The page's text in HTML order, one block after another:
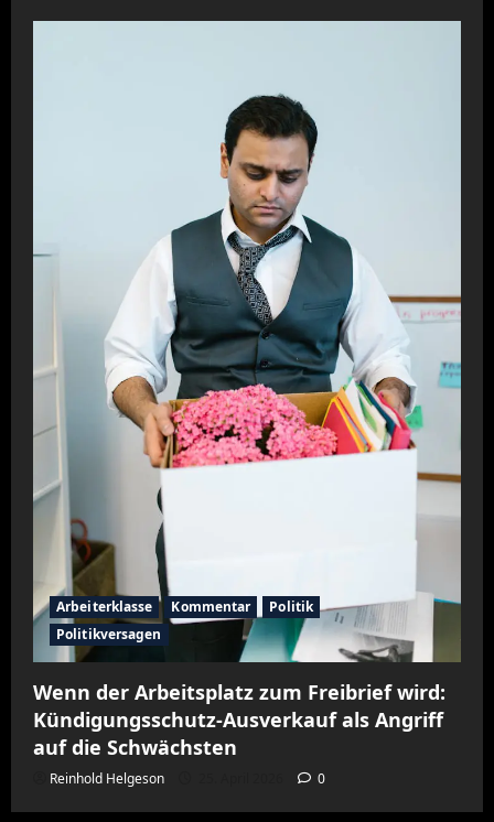
Arbeiterklasse Kommentar
Politik
Politikversagen
Wenn der Arbeitsplatz zum Freibrief wird:
Kündigungsschutz-Ausverkauf als Angriff
auf die Schwächsten
Reinhold Helgeson 0